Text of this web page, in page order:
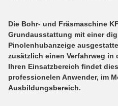
Die Bohr- und Fräsmaschine
Grundausstattung mit einer
Pinolenhubanzeige
zusätzlich einen Verfahrweg in
Ihren Einsatzbereich findet
professionelen Anwender, im
Ausbildungsbereich.